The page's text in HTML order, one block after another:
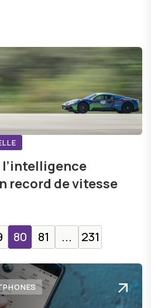
l’intelligence
record de vitesse
80 81 ... 231